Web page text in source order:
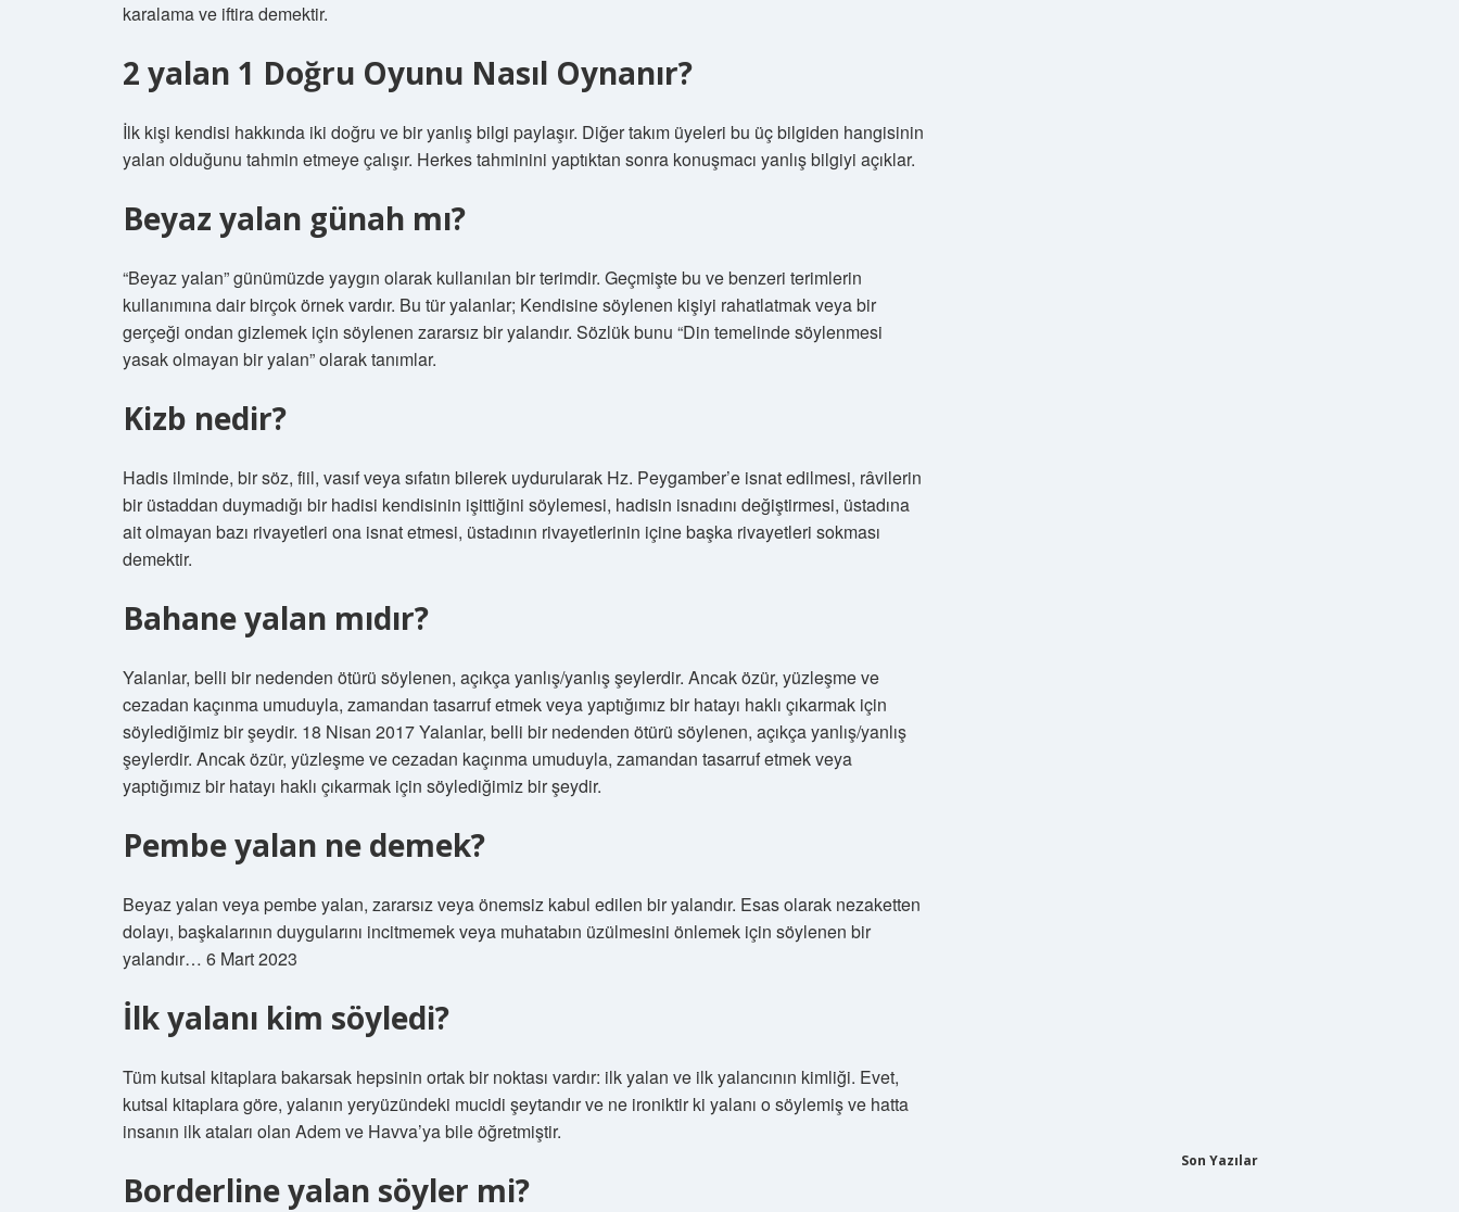
karalama ve iftira demektir.
2 yalan 1 Doğru Oyunu Nasıl Oynanır?
İlk kişi kendisi hakkında iki doğru ve bir yanlış bilgi paylaşır. Diğer takım üyeleri bu üç bilgiden hangisinin
yalan olduğunu tahmin etmeye çalışır. Herkes tahminini yaptıktan sonra konuşmacı yanlış bilgiyi açıklar.
Beyaz yalan günah mı?
“Beyaz yalan” günümüzde yaygın olarak kullanılan bir terimdir. Geçmişte bu ve benzeri terimlerin
kullanımına dair birçok örnek vardır. Bu tür yalanlar; Kendisine söylenen kişiyi rahatlatmak veya bir
gerçeği ondan gizlemek için söylenen zararsız bir yalandır. Sözlük bunu “Din temelinde söylenmesi
yasak olmayan bir yalan” olarak tanımlar.
Kizb nedir?
Hadis ilminde, bir söz, fiil, vasıf veya sıfatın bilerek uydurularak Hz. Peygamber’e isnat edilmesi, râvilerin
bir üstaddan duymadığı bir hadisi kendisinin işittiğini söylemesi, hadisin isnadını değiştirmesi, üstadına
ait olmayan bazı rivayetleri ona isnat etmesi, üstadının rivayetlerinin içine başka rivayetleri sokması
demektir.
Bahane yalan mıdır?
Yalanlar, belli bir nedenden ötürü söylenen, açıkça yanlış/yanlış şeylerdir. Ancak özür, yüzleşme ve
cezadan kaçınma umuduyla, zamandan tasarruf etmek veya yaptığımız bir hatayı haklı çıkarmak için
söylediğimiz bir şeydir. 18 Nisan 2017 Yalanlar, belli bir nedenden ötürü söylenen, açıkça yanlış/yanlış
şeylerdir. Ancak özür, yüzleşme ve cezadan kaçınma umuduyla, zamandan tasarruf etmek veya
yaptığımız bir hatayı haklı çıkarmak için söylediğimiz bir şeydir.
Pembe yalan ne demek?
Beyaz yalan veya pembe yalan, zararsız veya önemsiz kabul edilen bir yalandır. Esas olarak nezaketten
dolayı, başkalarının duygularını incitmemek veya muhatabın üzülmesini önlemek için söylenen bir
yalandır… 6 Mart 2023
İlk yalanı kim söyledi?
Tüm kutsal kitaplara bakarsak hepsinin ortak bir noktası vardır: ilk yalan ve ilk yalancının kimliği. Evet,
kutsal kitaplara göre, yalanın yeryüzündeki mucidi şeytandır ve ne ironiktir ki yalanı o söylemiş ve hatta
insanın ilk ataları olan Adem ve Havva’ya bile öğretmiştir.
Borderline yalan söyler mi?
Son Yazılar